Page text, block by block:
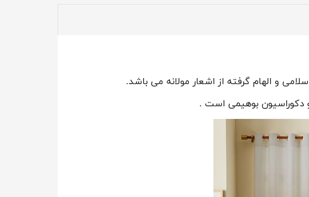
و الهام گرفته از اشعار مولانه می باشد.
دکوراسیون بوهیمی است .